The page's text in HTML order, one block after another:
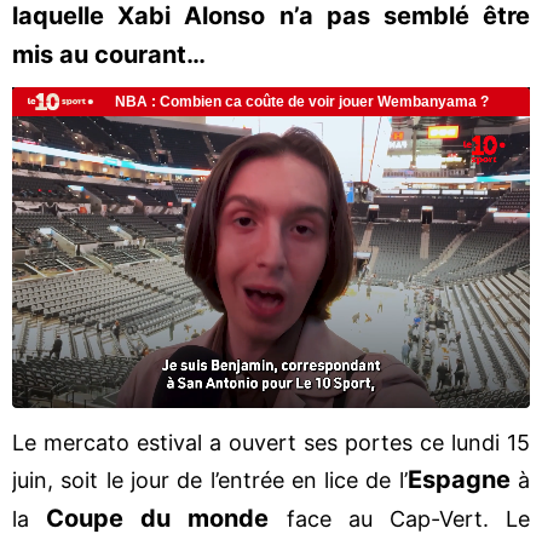
laquelle Xabi Alonso n’a pas semblé être
mis au courant…
Le mercato estival a ouvert ses portes ce lundi 15
juin, soit le jour de l’entrée en lice de l’Espagne à
la Coupe du monde face au Cap-Vert. Le